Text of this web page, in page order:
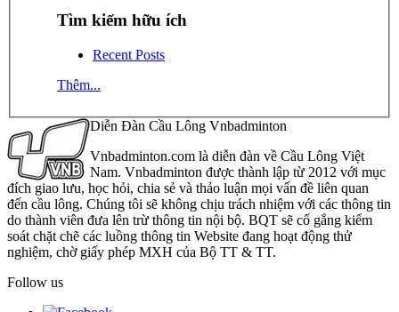
Tìm kiếm hữu ích
Recent Posts
Thêm...
Diễn Đàn Cầu Lông Vnbadminton
Vnbadminton.com là diễn đàn về Cầu Lông Việt
Nam. Vnbadminton được thành lập từ 2012 với mục
đích giao lưu, học hỏi, chia sẻ và thảo luận mọi vấn đề liên quan
đến cầu lông. Chúng tôi sẽ không chịu trách nhiệm với các thông tin
do thành viên đưa lên trừ thông tin nội bộ. BQT sẽ cố gắng kiểm
soát chặt chẽ các luồng thông tin Website đang hoạt động thử
nghiệm, chờ giấy phép MXH của Bộ TT & TT.
Follow us